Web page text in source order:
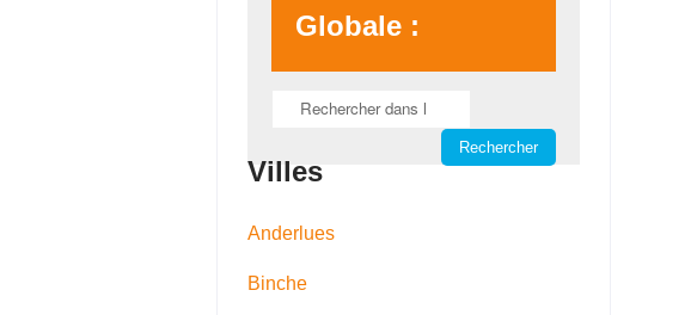
Globale :
Villes
Anderlues
Binche